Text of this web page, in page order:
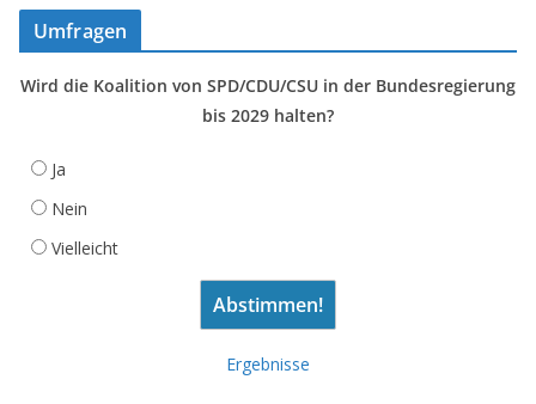
Umfragen
Wird die Koalition von SPD/CDU/CSU in der Bundesregierung
bis 2029 halten?
Ja
Nein
Vielleicht
Ergebnisse